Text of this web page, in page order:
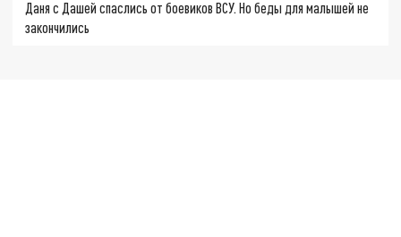
Даня с Дашей спаслись от боевиков ВСУ. Но беды для малышей не
закончились